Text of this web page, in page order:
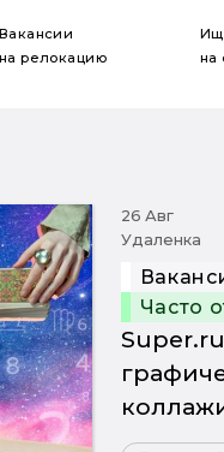
Вакансии
на релокацию
на
26 Авг
Удаленка
Часто